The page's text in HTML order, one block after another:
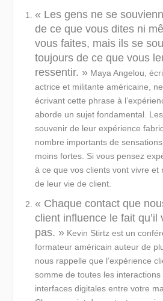
« Les gens ne se
de ce que vous dites ni
vous faites, mais ils se
toujours de ce que vous
ressentir. » Maya Angelou,
actrice et militante américaine,
écrivant cette phrase à
aborde un sujet fondamental.
souvenir de leur expérience
nombre importants de
moins fortes. Si vous pensez
à ce que vos clients vont vivre et
de leur vie de client.
« Chaque contact que
client influence le fait qu’il
pas. » Kevin Stirtz est un
formateur américain auteur de
nous rappelle que l’expérience
somme de toutes les
interfaces digitales entre votre